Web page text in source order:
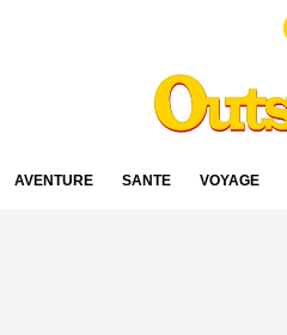
AVENTURE SANTÉ VOYAGE